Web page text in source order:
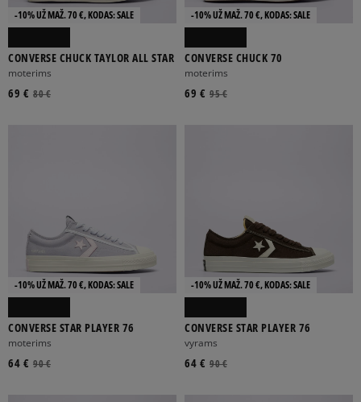
-10% UŽ MAŽ. 70 €, KODAS: SALE
CONVERSE CHUCK TAYLOR ALL STAR
moterims
80 €
69 €
-10% UŽ MAŽ. 70 €, KODAS: SALE
CONVERSE CHUCK 70
moterims
95 €
69 €
-10% UŽ MAŽ. 70 €, KODAS: SALE
CONVERSE STAR PLAYER 76
moterims
90 €
64 €
-10% UŽ MAŽ. 70 €, KODAS: SALE
CONVERSE STAR PLAYER 76
vyrams
90 €
64 €